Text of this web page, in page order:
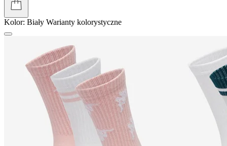
Kolor: Biały Warianty kolorystyczne